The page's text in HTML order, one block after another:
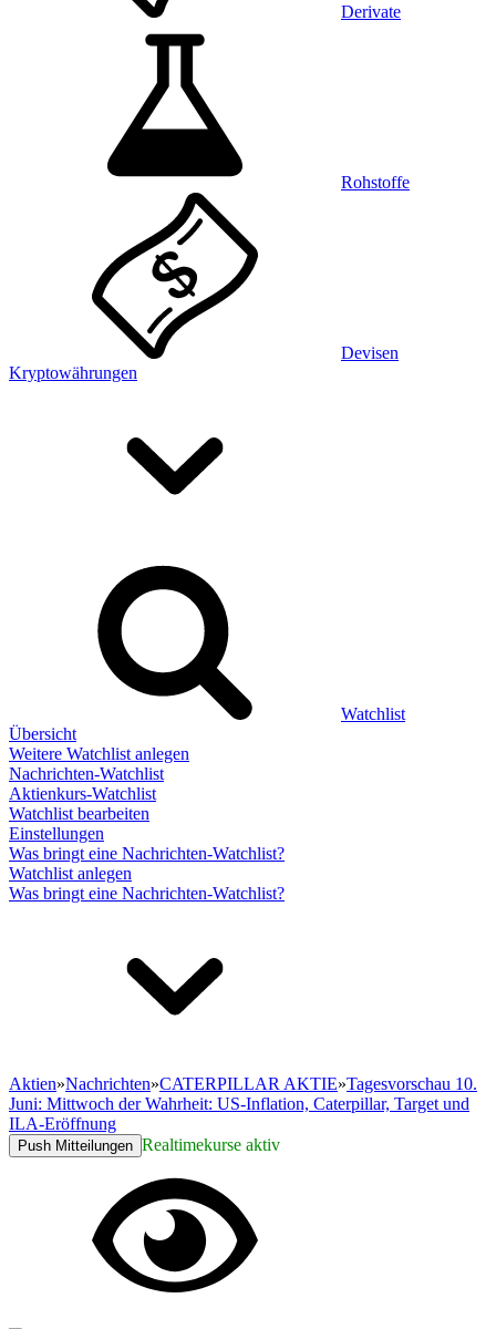
Derivate
Rohstoffe
Devisen
Kryptowährungen
Watchlist
Übersicht
Weitere Watchlist anlegen
Nachrichten-Watchlist
Aktienkurs-Watchlist
Watchlist bearbeiten
Einstellungen
Was bringt eine Nachrichten-Watchlist?
Watchlist anlegen
Was bringt eine Nachrichten-Watchlist?
Aktien»Nachrichten»CATERPILLAR AKTIE»Tagesvorschau 10.
Juni: Mittwoch der Wahrheit: US-Inflation, Caterpillar, Target und
ILA-Eröffnung
Push Mitteilungen Realtimekurse aktiv